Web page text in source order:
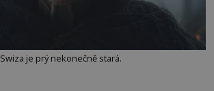
Swiza je prý nekonečně stará.